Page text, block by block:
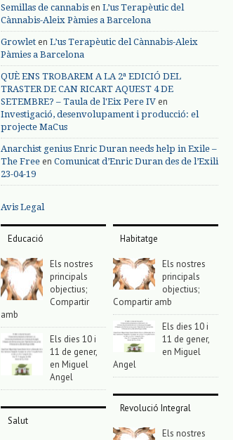
Semillas de cannabis en L’us Terapèutic del
Cànnabis-Aleix Pàmies a Barcelona
Growlet en L’us Terapèutic del Cànnabis-Aleix
Pàmies a Barcelona
QUÈ ENS TROBAREM A LA 2ª EDICIÓ DEL
TRASTER DE CAN RICART AQUEST 4 DE
SETEMBRE? – Taula de l'Eix Pere IV en
Investigació, desenvolupament i producció: el
projecte MaCus
Anarchist genius Enric Duran needs help in Exile –
The Free en Comunicat d’Enric Duran des de l’Exili
23-04-19
Avis Legal
Educació
Els nostres
principals
objectius;
Compartir
amb
Els dies 10 i
11 de gener,
en Miguel
Angel
Salut
Habitatge
Els nostres
principals
objectius;
Compartir amb
Els dies 10 i
11 de gener,
en Miguel
Angel
Revolució Integral
Els nostres